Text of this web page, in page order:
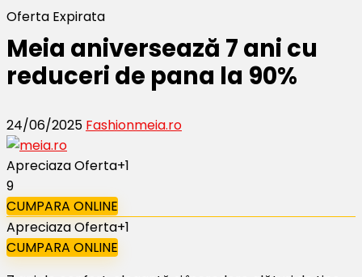
Oferta Expirata
Meia aniversează 7 ani cu
reduceri de pana la 90%
24/06/2025 Fashionmeia.ro
Apreciaza Oferta+1
9
CUMPARA ONLINE
Apreciaza Oferta+1
CUMPARA ONLINE